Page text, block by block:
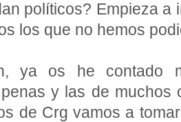
políticos? Empieza a
los que no hemos
ya os he contado
y las de muchos
de Crg vamos a